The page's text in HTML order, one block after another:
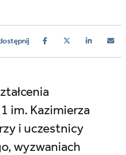
im. Kazimierza
i uczestnicy
wyzwaniach